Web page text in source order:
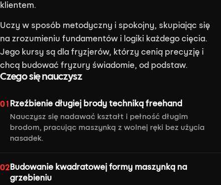
klientem.
Uczy w sposób metodyczny i spokojny, skupiając się
na zrozumieniu fundamentów i logiki każdego cięcia.
Jego kursy są dla fryzjerów, którzy cenią precyzję i
chcą budować fryzury świadomie, od podstaw.
Czego się nauczysz
01 Rzeźbienie długiej brody techniką freehand
Nauczysz się nadawać kształt i pełność długim
brodom, pracując maszynką z wolnej ręki bez użycia
nasadek.
02Budowanie kwadratowej formy maszynką na
grzebieniu